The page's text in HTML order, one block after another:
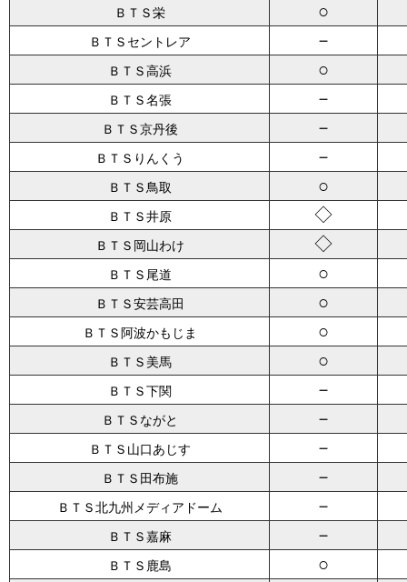
ＢＴＳ栄 ○
ＢＴＳセントレア －
ＢＴＳ高浜 ○
ＢＴＳ名張 －
ＢＴＳ京丹後 －
ＢＴＳりんくう －
ＢＴＳ鳥取 ○
ＢＴＳ井原 ◇
ＢＴＳ岡山わけ ◇
ＢＴＳ尾道 ○
ＢＴＳ安芸高田 ○
ＢＴＳ阿波かもじま ○
ＢＴＳ美馬 ○
ＢＴＳ下関 －
ＢＴＳながと －
ＢＴＳ山口あじす －
ＢＴＳ田布施 －
ＢＴＳ北九州メディアドーム －
ＢＴＳ嘉麻 －
ＢＴＳ鹿島 ○